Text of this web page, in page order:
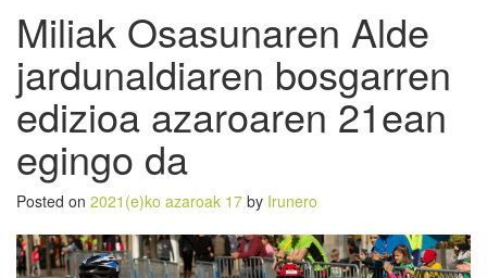
Miliak Osasunaren Alde
jardunaldiaren bosgarren
edizioa azaroaren 21ean
egingo da
Posted on 2021(e)ko azaroak 17 by Irunero